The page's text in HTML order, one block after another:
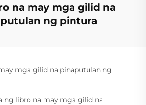
na may mga gilid na
ng pintura
mga gilid na pinaputulan ng
ng libro na may mga gilid na